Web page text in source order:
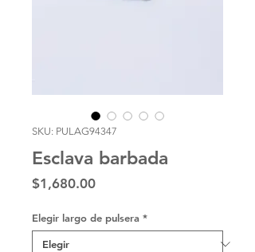
SKU: PULAG94347
Esclava barbada
$1,680.00Precio
Elegir largo de pulsera *